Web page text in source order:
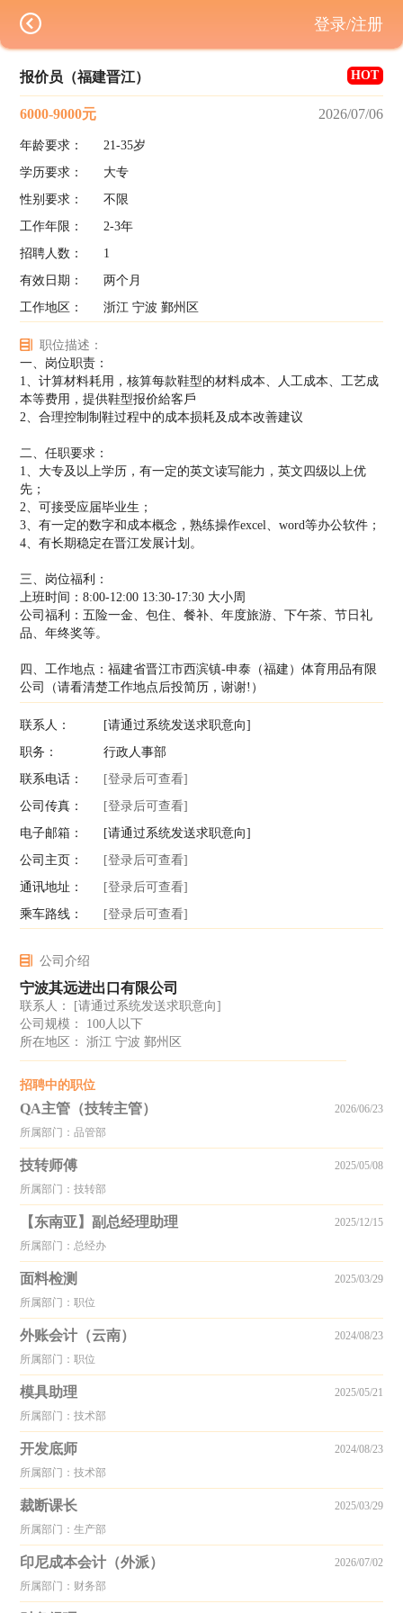
报价员（福建晋江） HOT
6000-9000元 2026/07/06
年龄要求：
21-35岁
学历要求：
大专
性别要求：
不限
工作年限：
2-3年
招聘人数：
1
有效日期：
两个月
工作地区：
浙江 宁波 鄞州区
职位描述：
一、岗位职责：
1、计算材料耗用，核算每款鞋型的材料成本、人工成本、工艺成
本等费用，提供鞋型报价給客戶
2、合理控制制鞋过程中的成本损耗及成本改善建议
二、任职要求：
1、大专及以上学历，有一定的英文读写能力，英文四级以上优
先；
2、可接受应届毕业生；
3、有一定的数字和成本概念，熟练操作excel、word等办公软件；
4、有长期稳定在晋江发展计划。
三、岗位福利：
上班时间：8:00-12:00 13:30-17:30 大小周
公司福利：五险一金、包住、餐补、年度旅游、下午茶、节日礼
品、年终奖等。
四、工作地点：福建省晋江市西滨镇-申泰（福建）体育用品有限
公司（请看清楚工作地点后投简历，谢谢!）
联系人：
[请通过系统发送求职意向]
职务：
行政人事部
联系电话：
[登录后可查看]
公司传真：
[登录后可查看]
电子邮箱：
[请通过系统发送求职意向]
公司主页：
[登录后可查看]
通讯地址：
[登录后可查看]
乘车路线：
[登录后可查看]
公司介绍
宁波其远进出口有限公司
联系人：
[请通过系统发送求职意向]
公司规模： 100人以下
所在地区： 浙江 宁波 鄞州区
招聘中的职位
QA主管（技转主管）
所属部门：品管部
2026/06/23
技转师傅
所属部门：技转部
2025/05/08
【东南亚】副总经理助理
所属部门：总经办
2025/12/15
面料检测
所属部门：职位
2025/03/29
外账会计（云南）
所属部门：职位
2024/08/23
模具助理
所属部门：技术部
2025/05/21
开发底师
所属部门：技术部
2024/08/23
裁断课长
所属部门：生产部
2025/03/29
印尼成本会计（外派）
所属部门：财务部
2026/07/02
登录/注册